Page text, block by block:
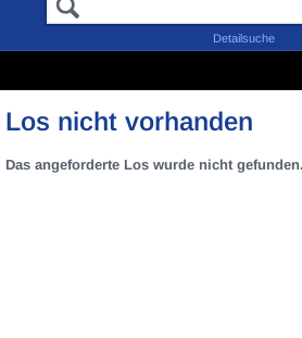
Detailsuche
Los nicht vorhanden
Das angeforderte Los wurde nicht gefunden.